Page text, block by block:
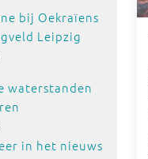
bij Oekraïens
Leipzig
waterstanden
in het nieuws